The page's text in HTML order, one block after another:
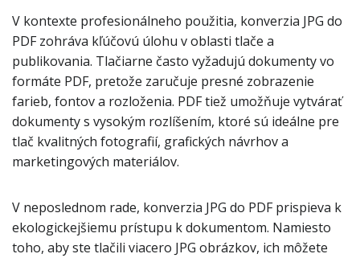
V kontexte profesionálneho použitia, konverzia JPG do
PDF zohráva kľúčovú úlohu v oblasti tlače a
publikovania. Tlačiarne často vyžadujú dokumenty vo
formáte PDF, pretože zaručuje presné zobrazenie
farieb, fontov a rozloženia. PDF tiež umožňuje vytvárať
dokumenty s vysokým rozlíšením, ktoré sú ideálne pre
tlač kvalitných fotografií, grafických návrhov a
marketingových materiálov.
V neposlednom rade, konverzia JPG do PDF prispieva k
ekologickejšiemu prístupu k dokumentom. Namiesto
toho, aby ste tlačili viacero JPG obrázkov, ich môžete